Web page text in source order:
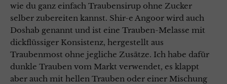
wie du ganz einfach Traubensirup ohne Zucker
selber zubereiten kannst. Shir-e Angoor wird auch
Doshab genannt und ist eine Trauben-Melasse mit
dickflüssiger Konsistenz, hergestellt aus
Traubenmost ohne jegliche Zusätze. Ich habe dafür
dunkle Trauben vom Markt verwendet, es klappt
aber auch mit hellen Trauben oder einer Mischung